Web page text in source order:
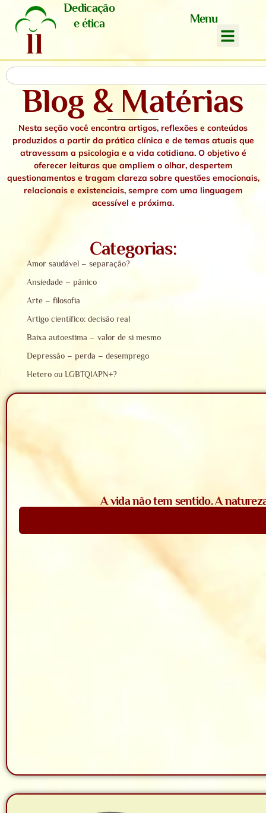
Dedicação
e ética
Menu
Blog & Matérias
Nesta seção você encontra artigos, reflexões e conteúdos
produzidos a partir da prática clínica e de temas atuais que
atravessam a psicologia e a vida cotidiana. O objetivo é
oferecer leituras que ampliem o olhar, despertem
questionamentos e tragam clareza sobre questões emocionais,
relacionais e existenciais, sempre com uma linguagem
acessível e próxima.
Categorias:
Amor saudável – separação?
Ansiedade – pânico
Arte – filosofia
Artigo científico: decisão real
Baixa autoestima – valor de si mesmo
Depressão – perda – desemprego
Hetero ou LGBTQIAPN+?
A vida não tem sentido. A